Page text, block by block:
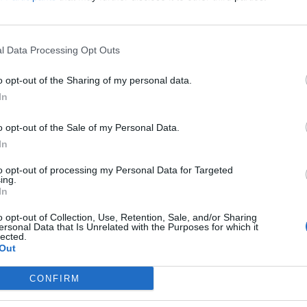
Data Processing Opt Outs
opt-out of the Sharing of my personal data.
opt-out of the Sale of my Personal Data.
opt-out of processing my Personal Data for Targeted
opt-out of Collection, Use, Retention, Sale, and/or Sharing
Data that Is Unrelated with the Purposes for which it
CONFIRM
„ПРЕМНОГУ ОТСТАПКИ
НАПРАВИВМЕ“ - Муцунски
заслужува предвидлив пат
кон ЕУ, без нови услови од
и топло, со максимални температури
слаб до умерен северен ветер кој
часови, особено на југот, можна е
и изолиран град. Во Скопје се очекува
до 29 степени.